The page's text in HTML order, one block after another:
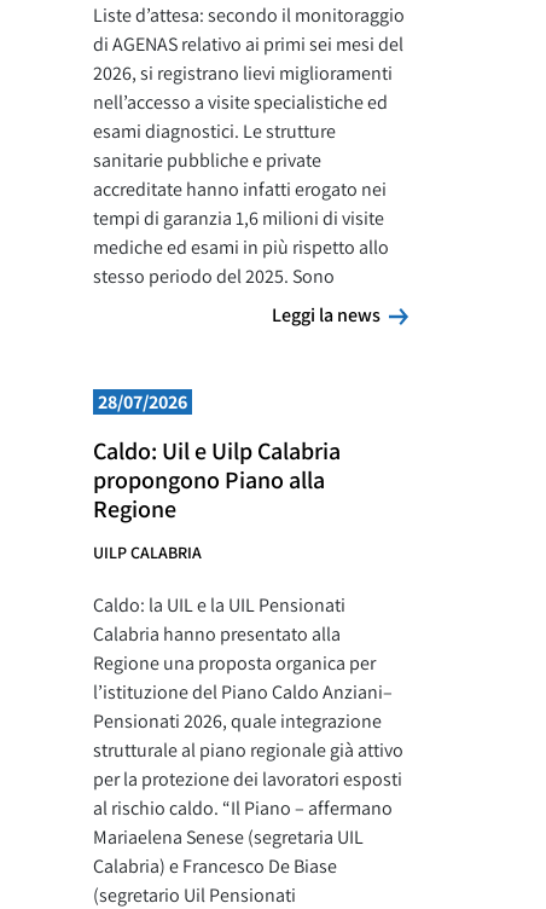
Liste d’attesa: secondo il monitoraggio
di AGENAS relativo ai primi sei mesi del
2026, si registrano lievi miglioramenti
nell’accesso a visite specialistiche ed
esami diagnostici. Le strutture
sanitarie pubbliche e private
accreditate hanno infatti erogato nei
tempi di garanzia 1,6 milioni di visite
mediche ed esami in più rispetto allo
stesso periodo del 2025. Sono
Leggi la news
Leggi la news
28/07/2026
Caldo: Uil e Uilp Calabria
propongono Piano alla
Regione
UILP CALABRIA
Caldo: la UIL e la UIL Pensionati
Calabria hanno presentato alla
Regione una proposta organica per
l’istituzione del Piano Caldo Anziani–
Pensionati 2026, quale integrazione
strutturale al piano regionale già attivo
per la protezione dei lavoratori esposti
al rischio caldo. “Il Piano – affermano
Mariaelena Senese (segretaria UIL
Calabria) e Francesco De Biase
(segretario Uil Pensionati